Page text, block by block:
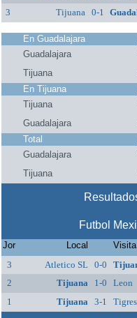
3
Tijuana 0-1
En Guadalajara
Guadalajara
Tijuana
En Tijuana
Tijuana
Guadalajara
Total
Guadalajara
Tijuana
Futbol
Jor Local Visita
3
Atletico SL 0-0
2
Tijuana 1-0 Leon
1
Tijuana 3-1 Tigres